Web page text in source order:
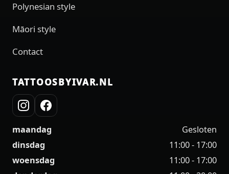
Polynesian style
Māori style
Contact
TATTOOSBYIVAR.NL
maandag
Gesloten
dinsdag
11:00 - 17:00
woensdag
11:00 - 17:00